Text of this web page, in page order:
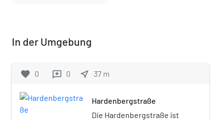
In der Umgebung
favorite 0 reviews 0 near_me 37 m
Hardenbergstraße
Die Hardenbergstraße ist